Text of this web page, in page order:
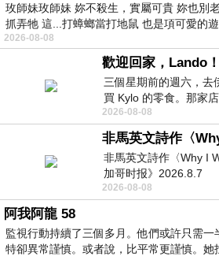
玫師妹玫師妹 妳不殺生，實屬可貴 妳也別
抓弄牠 這...打蟑螂當打地鼠 也是項可愛的
2026-08-08
歡迎回家，Lando！
三個星期前的週六，去
買 Kylo 的零食。那家
顧都會去看一下。他們
2026-08-08
非馬英文詩作〈
非馬英文詩作〈Why I
加哥时报》2026.8.7
2026-08-08
阿我阿龍 58
監視行動持續了三個多月。他們或許只需
特卻異常謹慎。或者說，比平常更謹慎。